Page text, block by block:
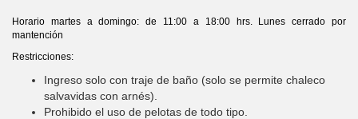
Horario martes a domingo: de 11:00 a 18:00 hrs. Lunes cerrado por
mantención
Restricciones:
Ingreso solo con traje de baño (solo se permite chaleco
salvavidas con arnés).
Prohibido el uso de pelotas de todo tipo.